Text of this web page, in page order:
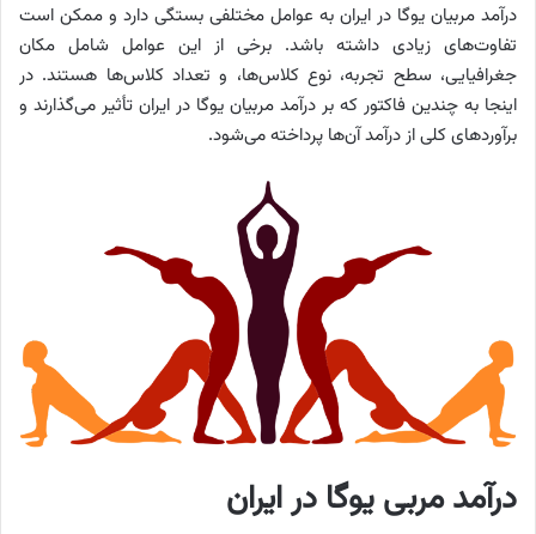
درآمد مربیان یوگا در ایران به عوامل مختلفی بستگی دارد و ممکن است
تفاوت‌های زیادی داشته باشد. برخی از این عوامل شامل مکان
جغرافیایی، سطح تجربه، نوع کلاس‌ها، و تعداد کلاس‌ها هستند. در
اینجا به چندین فاکتور که بر درآمد مربیان یوگا در ایران تأثیر می‌گذارند و
برآوردهای کلی از درآمد آن‌ها پرداخته می‌شود.
درآمد مربی یوگا در ایران